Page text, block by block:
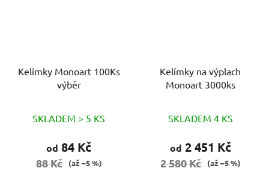
Kelímky Monoart 100Ks
výběr
SKLADEM > 5 KS
od 84 Kč
88 Kč (až –5 %)
Kelímky na výplach
Monoart 3000ks
SKLADEM 4 KS
od 2 451 Kč
2 580 Kč (až –5 %)